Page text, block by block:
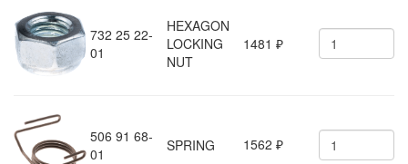
732 25 22-
01
HEXAGON
LOCKING
NUT
1481 ₽
506 91 68-
01
SPRING 1562 ₽